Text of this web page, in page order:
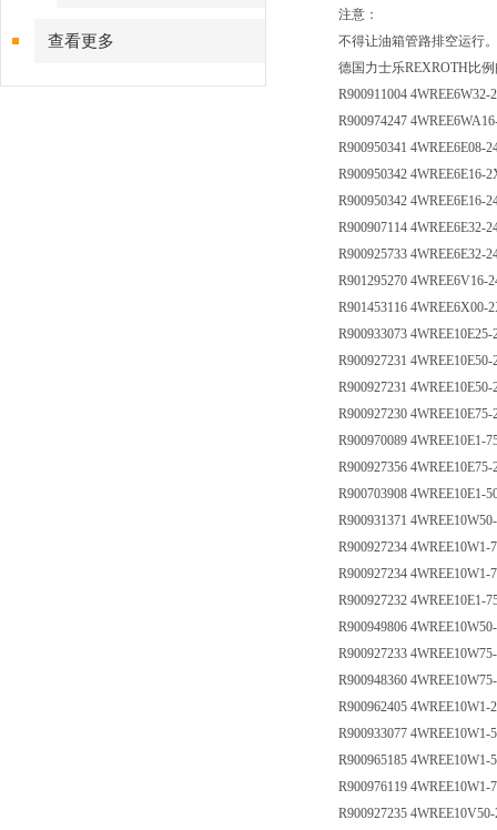
查看更多
注意：
不得让油箱管路排空运行
德国力士乐REXROTH比
R900911004
R900974247
R900950341 4WREE6E08-
R900950342 4WREE6E16-
R900950342 4WREE6E16-
R900907114 4WREE6E32-
R900925733 4WREE6E32-
R901295270 4WREE6V16-
R901453116 4WREE6X00-
R900933073
R900927231
R900927231
R900927230
R900970089 4WREE10E1-
R900927356
R900703908 4WREE10E1-
R900931371
R900927234
R900927234
R900927232 4WREE10E1-
R900949806
R900927233
R900948360
R900962405
R900933077
R900965185
R900976119
R900927235